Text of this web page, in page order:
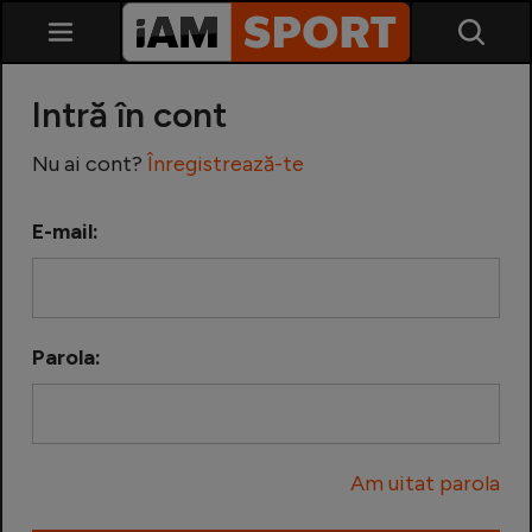
Echipa Națională
Intră în cont
Nu ai cont? Înregistrează-te
E-mail:
Parola:
Am uitat parola